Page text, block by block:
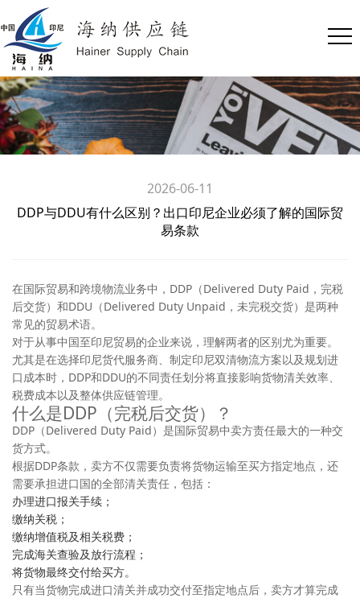
2026-06-11
DDP与DDU有什么区别？出口印尼企业必须了解的国际贸
易条款
在国际贸易和跨境物流业务中，DDP（Delivered Duty Paid，完税
后交货）和DDU（Delivered Duty Unpaid，未完税交货）是两种
常见的贸易术语。
对于从事中国至印尼贸易的企业来说，理解两者的区别尤为重要。
尤其是在选择印尼货代服务商、制定印尼双清物流方案以及规划进
口成本时，DDP和DDU的不同责任划分将直接影响货物清关效率、
税费成本以及整体供应链管理。
什么是DDP（完税后交货）？
DDP（Delivered Duty Paid）是国际贸易中卖方责任最大的一种交
货方式。
根据DDP条款，卖方不仅需要负责将货物运输至买方指定地点，还
需要承担进口国的全部清关责任，包括：
办理进口报关手续；
缴纳关税；
缴纳增值税及相关税费；
完成海关查验及放行流程；
将货物最终交付给买方。
只有当货物完成进口清关并成功交付至指定地点后，卖方才算完成